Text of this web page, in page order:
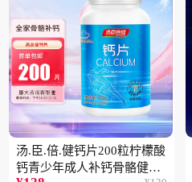
汤.臣.倍.健钙片200粒柠檬酸
钙青少年成人补钙骨骼健康